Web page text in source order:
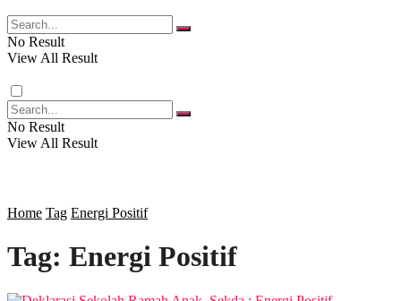
PENDIDIKAN
SOSOK
POLITIK
No Result
View All Result
No Result
View All Result
Home Tag Energi Positif
Tag: Energi Positif